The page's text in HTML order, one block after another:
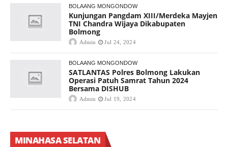
BOLAANG MONGONDOW
Kunjungan Pangdam XIII/Merdeka Mayjen
TNI Chandra Wijaya Dikabupaten
Bolmong
Admin Jul 24, 2024
BOLAANG MONGONDOW
SATLANTAS Polres Bolmong Lakukan
Operasi Patuh Samrat Tahun 2024
Bersama DISHUB
Admin Jul 19, 2024
MINAHASA SELATAN